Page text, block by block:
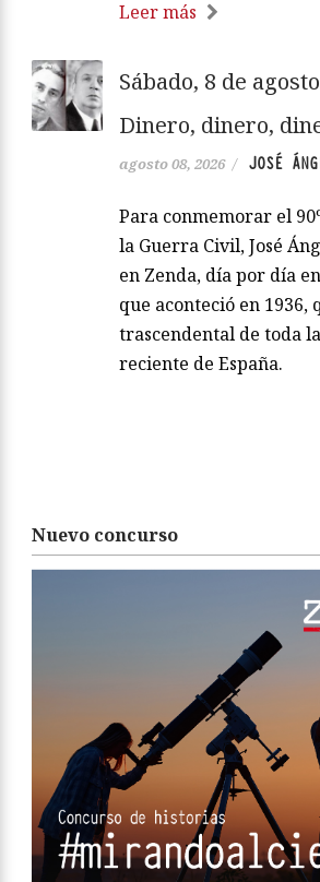
Leer más
Sábado, 8 de
Dinero, dinero,
agosto 08, 2026 / JOSÉ
Para conmemorar el
la Guerra Civil, José
en Zenda, día por día
que aconteció en 1936,
trascendental de toda
reciente de España.
Nuevo concurso